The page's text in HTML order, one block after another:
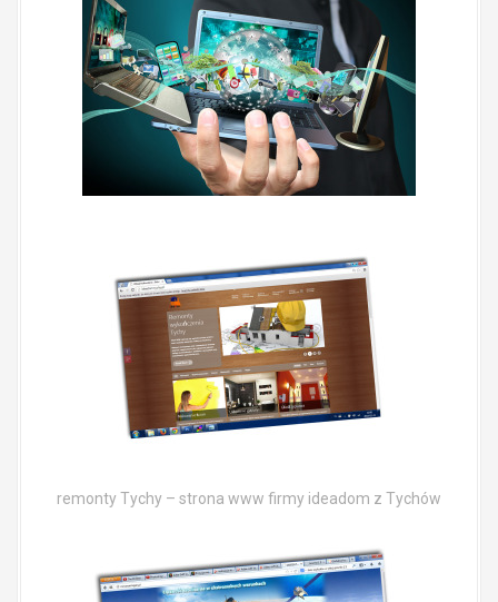
remonty Tychy – strona www firmy ideadom z Tychów